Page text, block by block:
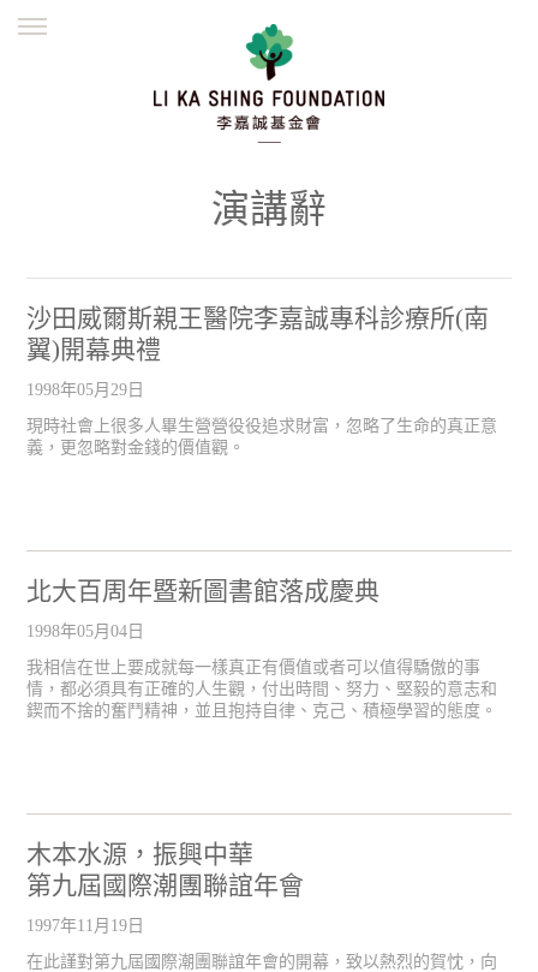
繁體
演講辭
沙田威爾斯親王醫院李嘉誠專科診療所(南
翼)開幕典禮
1998年05月29日
現時社會上很多人畢生營營役役追求財富，忽略了生命的真正意
義，更忽略對金錢的價值觀。
北大百周年暨新圖書館落成慶典
1998年05月04日
我相信在世上要成就每一樣真正有價值或者可以值得驕傲的事
情，都必須具有正確的人生觀，付出時間、努力、堅毅的意志和
鍥而不捨的奮鬥精神，並且抱持自律、克己、積極學習的態度。
木本水源，振興中華
第九屆國際潮團聯誼年會
1997年11月19日
在此謹對第九屆國際潮團聯誼年會的開幕，致以熱烈的賀忱，向